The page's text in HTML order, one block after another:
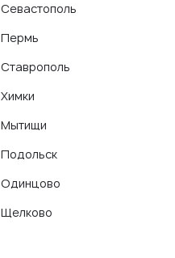
Севастополь
Пермь
Ставрополь
Химки
Мытищи
Подольск
Одинцово
Щелково